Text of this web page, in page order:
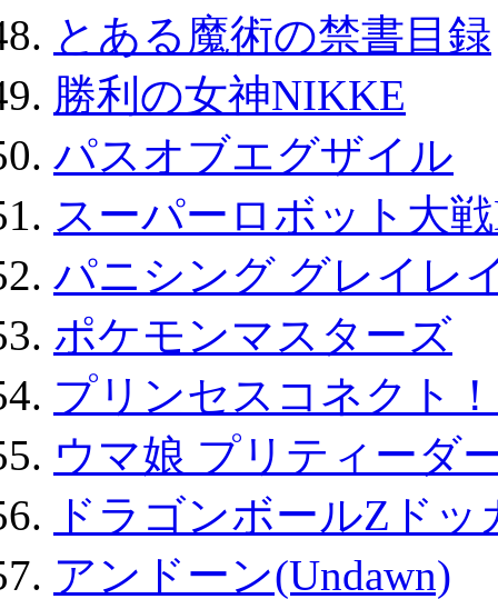
とある魔術の禁書目録
勝利の女神NIKKE
パスオブエグザイル
スーパーロボット大
パニシング グレイレ
ポケモンマスターズ
プリンセスコネクト
ウマ娘 プリティーダ
ドラゴンボールZド
アンドーン(Undawn)